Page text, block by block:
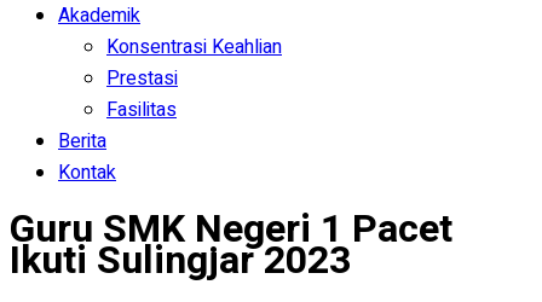
Akademik
Konsentrasi Keahlian
Prestasi
Fasilitas
Berita
Kontak
Guru SMK Negeri 1 Pacet
Ikuti Sulingjar 2023